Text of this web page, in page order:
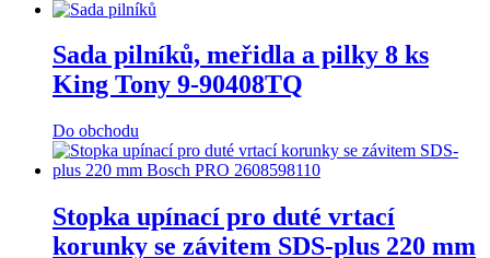
Sada pilníků, meřidla a pilky 8 ks
King Tony 9-90408TQ
Do obchodu
Stopka upínací pro duté vrtací
korunky se závitem SDS-plus 220 mm